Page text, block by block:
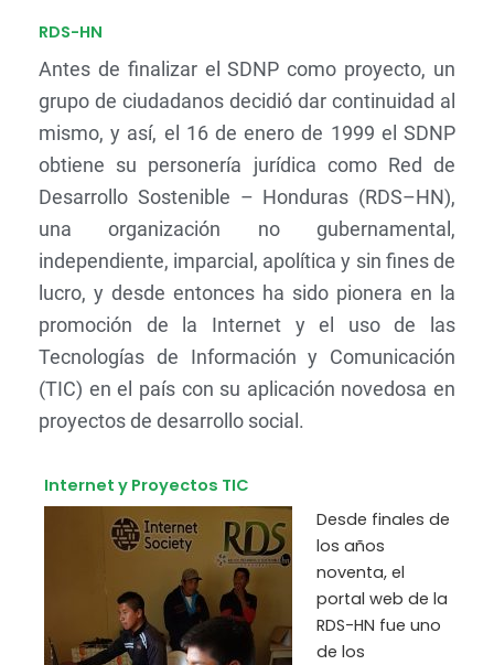
RDS-HN
Antes de finalizar el SDNP como proyecto, un
grupo de ciudadanos decidió dar continuidad al
mismo, y así, el 16 de enero de 1999 el SDNP
obtiene su personería jurídica como Red de
Desarrollo Sostenible – Honduras (RDS–HN),
una organización no gubernamental,
independiente, imparcial, apolítica y sin fines de
lucro, y desde entonces ha sido pionera en la
promoción de la Internet y el uso de las
Tecnologías de Información y Comunicación
(TIC) en el país con su aplicación novedosa en
proyectos de desarrollo social.
Internet y Proyectos TIC
Desde finales de
los años
noventa, el
portal web de la
RDS-HN fue uno
de los